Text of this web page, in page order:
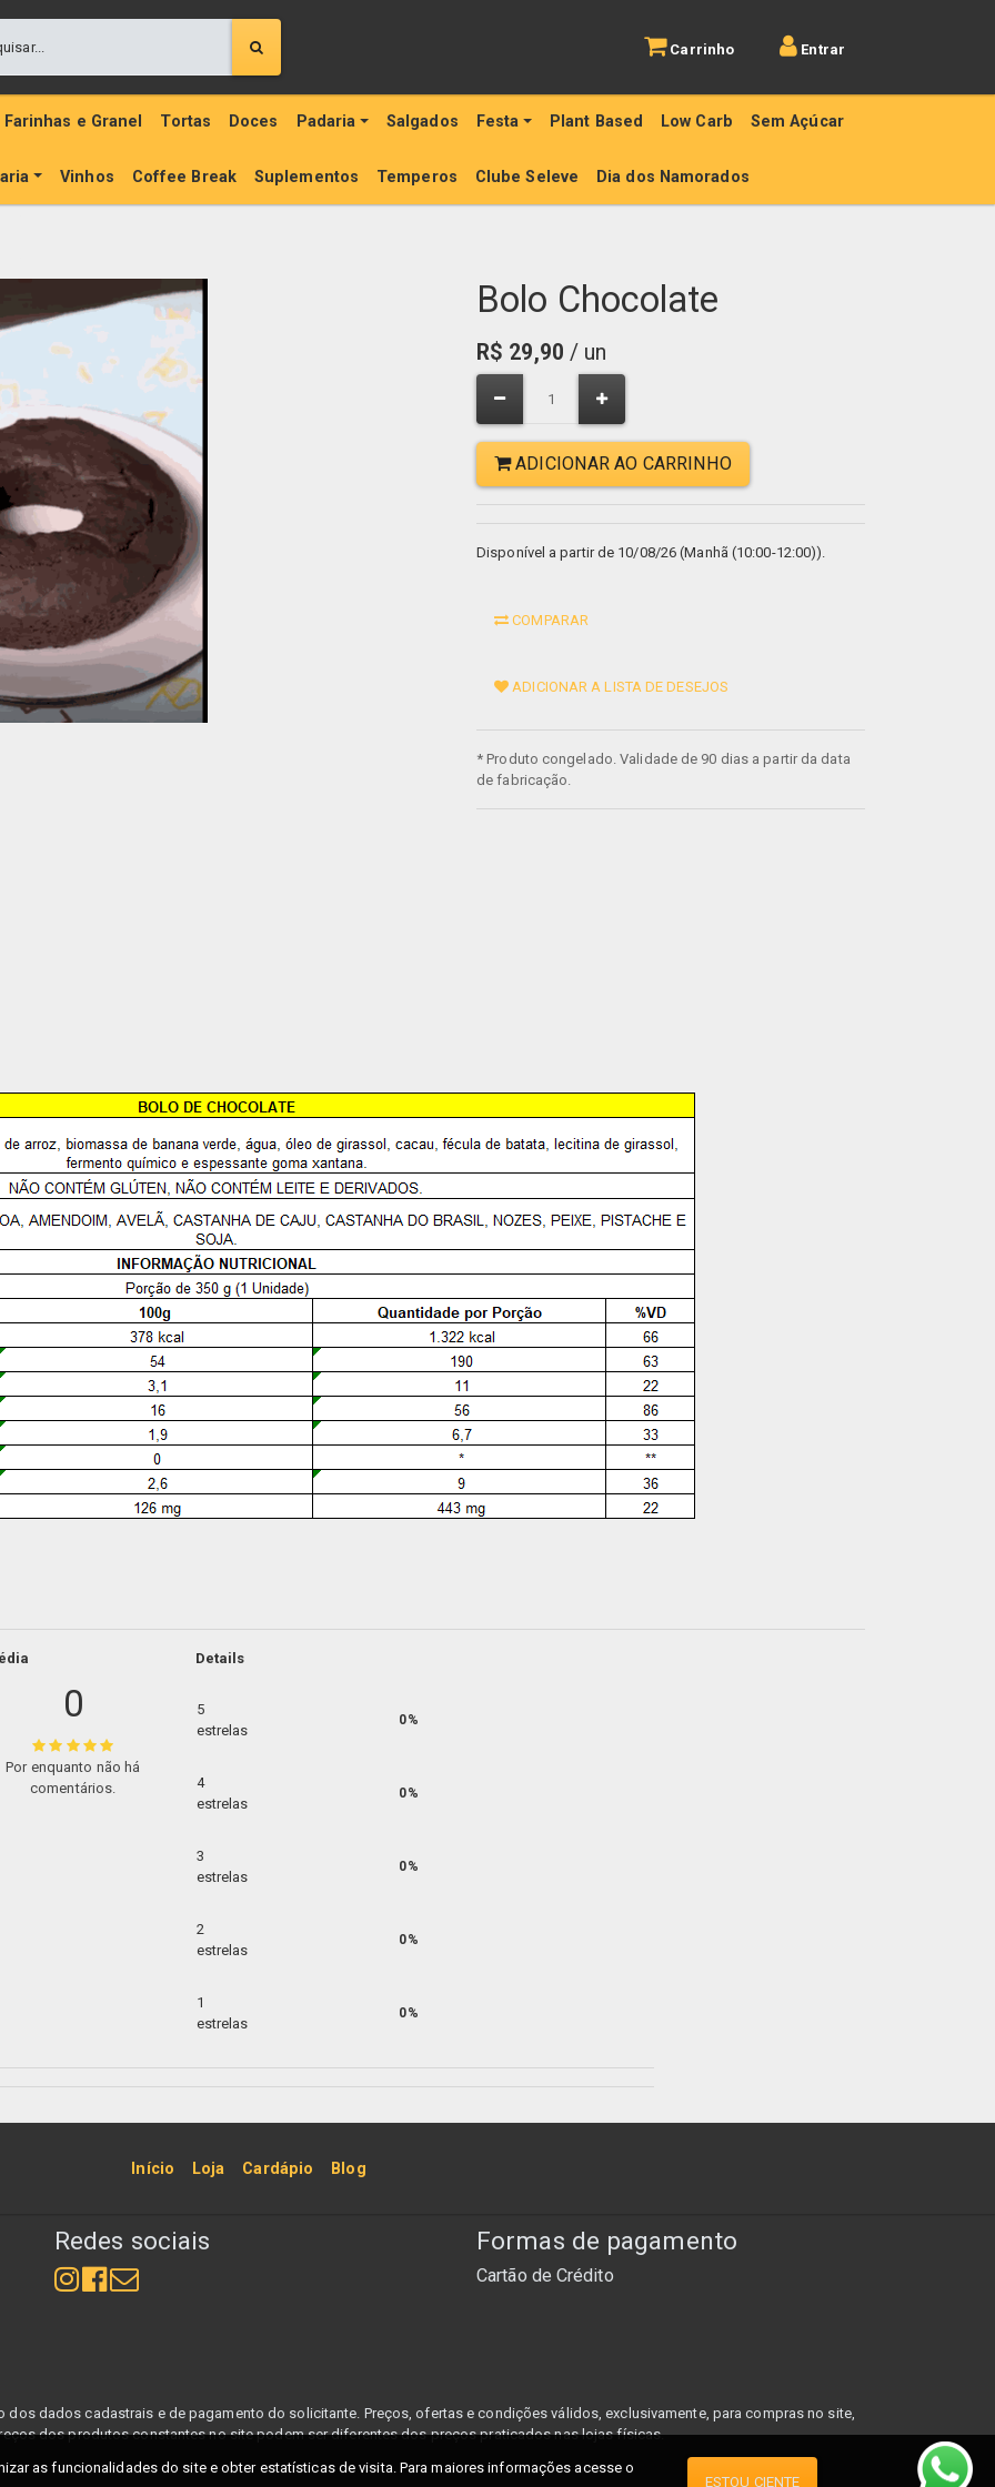
Carrinho Entrar
Farinhas e Granel Tortas Doces Padaria Salgados Festa Plant Based Low Carb Sem Açúcar
Vinhos Coffee Break Suplementos Temperos Clube Seleve Dia dos Namorados
Bolo Chocolate
R$ 29,90 / un
ADICIONAR AO CARRINHO
Disponível a partir de 10/08/26 (Manhã (10:00-12:00)).
COMPARAR
ADICIONAR A LISTA DE DESEJOS
* Produto congelado. Validade de 90 dias a partir da data
de fabricação.
0
Por enquanto não há
comentários.
Details
5
estrelas
0%
4
estrelas
0%
3
estrelas
0%
2
estrelas
0%
1
estrelas
0%
Início Loja Cardápio Blog
Redes sociais Formas de pagamento
Cartão de Crédito
dados cadastrais e de pagamento do solicitante. Preços, ofertas e condições válidos, exclusivamente, para compras no site,
dos produtos constantes no site podem ser diferentes dos preços praticados nas lojas físicas.
as funcionalidades do site e obter estatísticas de visita. Para maiores informações acesse o
ESTOU CIENTE